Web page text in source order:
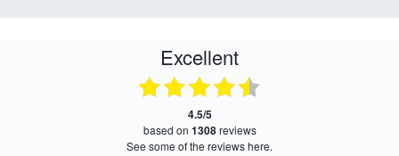
Excellent
4.5/5
based on 1308reviews
see some of the reviews here.